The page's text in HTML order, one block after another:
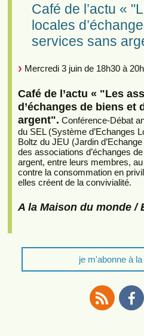
Café de l’actu «
locales
services sans
Mercredi 3 juin de 18h30 à
Café de l’actu « "Les
d’échanges de biens et
argent". Conférence-Débat
du SEL (Système d’Echanges
Boltz du JEU (Jardin
des associations d’échanges
argent, entre leurs membres,
contre la consommation en
elles créent de la convivialité.
A la Maison du monde /
je m'abonne à